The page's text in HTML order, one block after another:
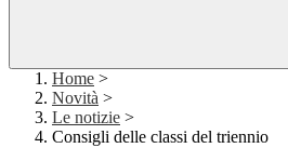
Home >
Novità >
Le notizie >
Consigli delle classi del triennio